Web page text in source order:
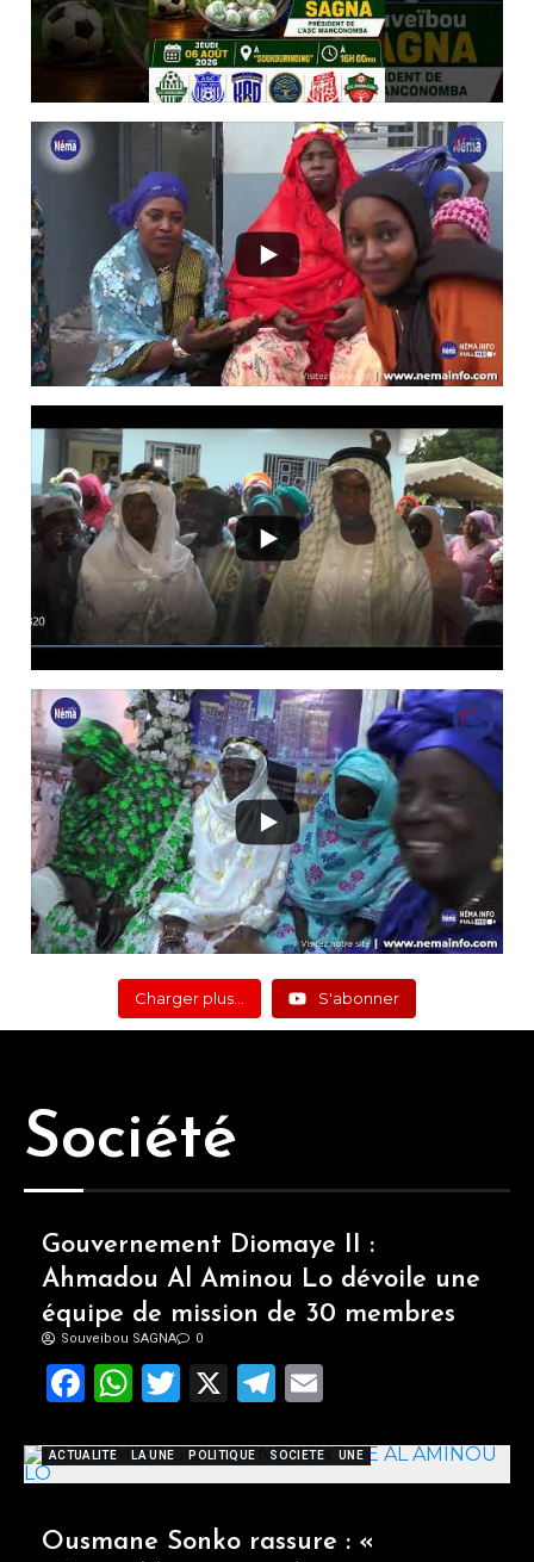
Charger plus… S'abonner
Société
ACTUALITE LA UNE POLITIQUE SOCIETE UNE
Gouvernement Diomaye II :
Ahmadou Al Aminou Lo dévoile une
équipe de mission de 30 membres
Souveibou SAGNA 0
Facebook
WhatsApp
Twitter
X Telegram
Ousmane Sonko rassure : «